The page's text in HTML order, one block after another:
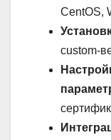
CentOS,
custom-